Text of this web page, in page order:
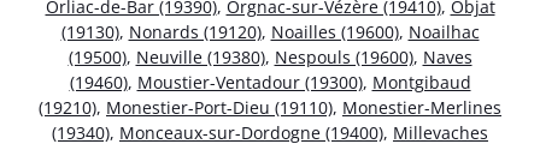
Orliac-de-Bar (19390), Orgnac-sur-Vézère (19410), Objat
(19130), Nonards (19120), Noailles (19600), Noailhac
(19500), Neuville (19380), Nespouls (19600), Naves
(19460), Moustier-Ventadour (19300), Montgibaud
(19210), Monestier-Port-Dieu (19110), Monestier-Merlines
(19340), Monceaux-sur-Dordogne (19400), Millevaches